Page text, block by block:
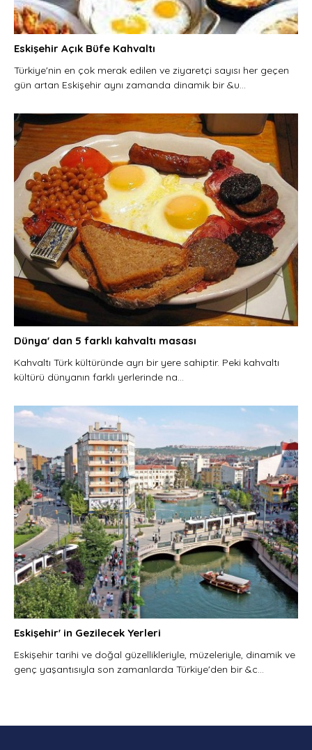
Eskişehir Açık Büfe Kahvaltı
Türkiye'nin en çok merak edilen ve ziyaretçi sayısı her geçen
gün artan Eskişehir aynı zamanda dinamik bir &u...
Dünya' dan 5 farklı kahvaltı masası
Kahvaltı Türk kültüründe ayrı bir yere sahiptir. Peki kahvaltı
kültürü dünyanın farklı yerlerinde na...
Eskişehir' in Gezilecek Yerleri
Eskişehir tarihi ve doğal güzellikleriyle, müzeleriyle, dinamik ve
genç yaşantısıyla son zamanlarda Türkiye'den bir &c...